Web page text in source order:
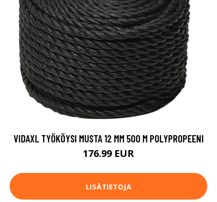
VIDAXL TYÖKÖYSI MUSTA 12 MM 500 M POLYPROPEENI
176.99 EUR
LISÄTIETOJA